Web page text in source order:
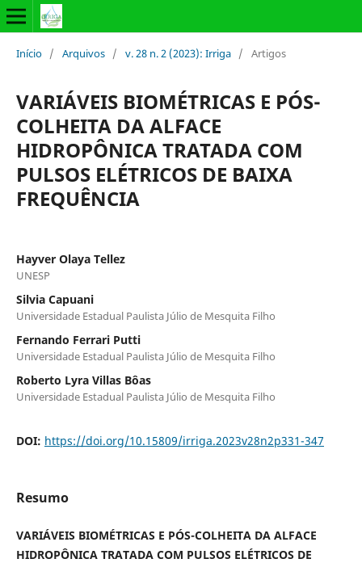
Início / Arquivos / v. 28 n. 2 (2023): Irriga / Artigos
VARIÁVEIS BIOMÉTRICAS E PÓS-
COLHEITA DA ALFACE
HIDROPÔNICA TRATADA COM
PULSOS ELÉTRICOS DE BAIXA
FREQUÊNCIA
Hayver Olaya Tellez
UNESP
Silvia Capuani
Universidade Estadual Paulista Júlio de Mesquita Filho
Fernando Ferrari Putti
Universidade Estadual Paulista Júlio de Mesquita Filho
Roberto Lyra Villas Bôas
Universidade Estadual Paulista Júlio de Mesquita Filho
DOI: https://doi.org/10.15809/irriga.2023v28n2p331-347
Resumo
VARIÁVEIS BIOMÉTRICAS E PÓS-COLHEITA DA ALFACE
HIDROPÔNICA TRATADA COM PULSOS ELÉTRICOS DE